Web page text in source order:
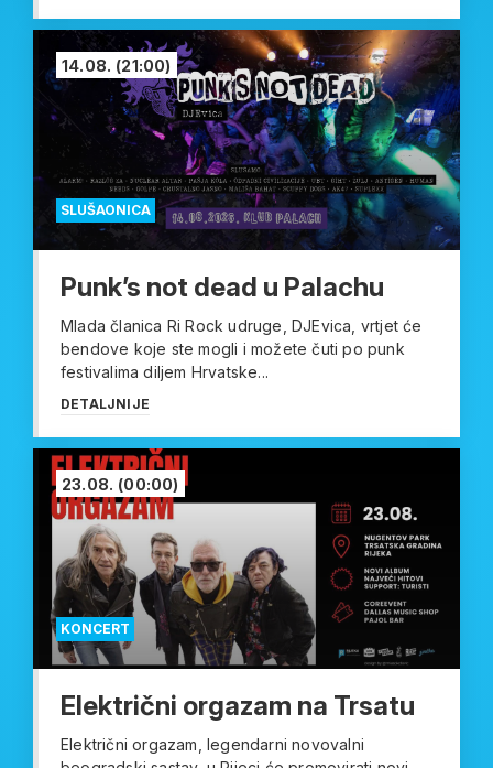
SLUŠAONICA
14.08. (21:00)
Punk’s not dead u Palachu
Mlada članica Ri Rock udruge, DJEvica, vrtjet će
bendove koje ste mogli i možete čuti po punk
festivalima diljem Hrvatske...
DETALJNIJE
KONCERT
23.08. (00:00)
Električni orgazam na Trsatu
Električni orgazam, legendarni novovalni